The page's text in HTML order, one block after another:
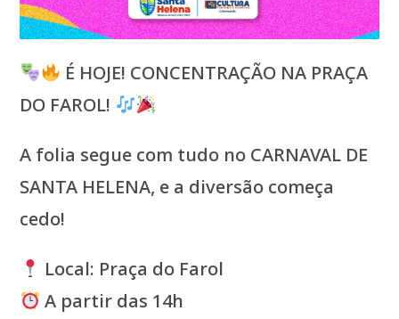
É HOJE! CONCENTRAÇÃO NA PRAÇA
DO FAROL!
A folia segue com tudo no CARNAVAL DE
SANTA HELENA, e a diversão começa
cedo!
Local: Praça do Farol
A partir das 14h